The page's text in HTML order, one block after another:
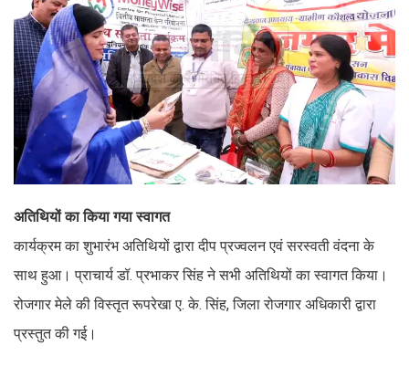
अतिथियों का किया गया स्वागत
कार्यक्रम का शुभारंभ अतिथियों द्वारा दीप प्रज्वलन एवं सरस्वती वंदना के
साथ हुआ। प्राचार्य डॉ. प्रभाकर सिंह ने सभी अतिथियों का स्वागत किया।
रोजगार मेले की विस्तृत रूपरेखा ए. के. सिंह, जिला रोजगार अधिकारी द्वारा
प्रस्तुत की गई।